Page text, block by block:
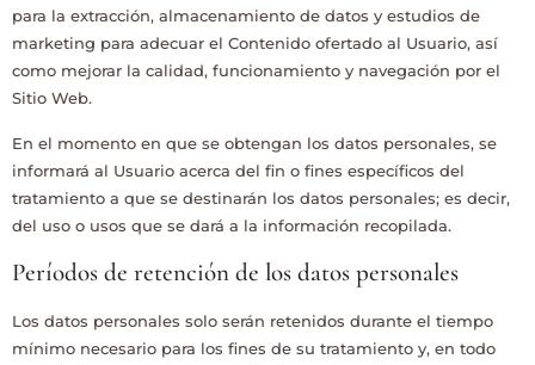
para la extracción, almacenamiento de datos y estudios de
marketing para adecuar el Contenido ofertado al Usuario, así
como mejorar la calidad, funcionamiento y navegación por el
Sitio Web.
En el momento en que se obtengan los datos personales, se
informará al Usuario acerca del fin o fines específicos del
tratamiento a que se destinarán los datos personales; es decir,
del uso o usos que se dará a la información recopilada.
Períodos de retención de los datos personales
Los datos personales solo serán retenidos durante el tiempo
mínimo necesario para los fines de su tratamiento y, en todo